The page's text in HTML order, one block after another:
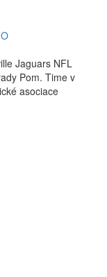
Jaguars NFL
Pom. Time v
asociace